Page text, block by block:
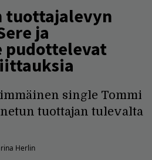
tuottajalevyn
ja
pudottelevat
single Tommi
tuottajan tulevalta
Herlin